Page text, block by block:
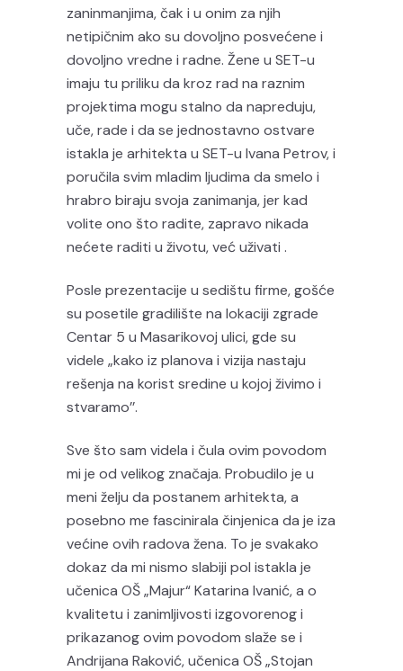
zaninmanjima, čak i u onim za njih
netipičnim ako su dovoljno posvećene i
dovoljno vredne i radne. Žene u SET-u
imaju tu priliku da kroz rad na raznim
projektima mogu stalno da napreduju,
uče, rade i da se jednostavno ostvare
istakla je arhitekta u SET-u Ivana Petrov, i
poručila svim mladim ljudima da smelo i
hrabro biraju svoja zanimanja, jer kad
volite ono što radite, zapravo nikada
nećete raditi u životu, već uživati .
Posle prezentacije u sedištu firme, gošće
su posetile gradilište na lokaciji zgrade
Centar 5 u Masarikovoj ulici, gde su
videle „kako iz planova i vizija nastaju
rešenja na korist sredine u kojoj živimo i
stvaramo’’.
Sve što sam videla i čula ovim povodom
mi je od velikog značaja. Probudilo je u
meni želju da postanem arhitekta, a
posebno me fascinirala činjenica da je iza
većine ovih radova žena. To je svakako
dokaz da mi nismo slabiji pol istakla je
učenica OŠ „Majur“ Katarina Ivanić, a o
kvalitetu i zanimljivosti izgovorenog i
prikazanog ovim povodom slaže se i
Andrijana Raković, učenica OŠ „Stojan